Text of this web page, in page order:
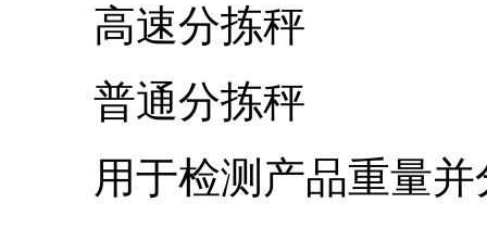
高速分拣秤
普通分拣秤
用于检测产品重量并